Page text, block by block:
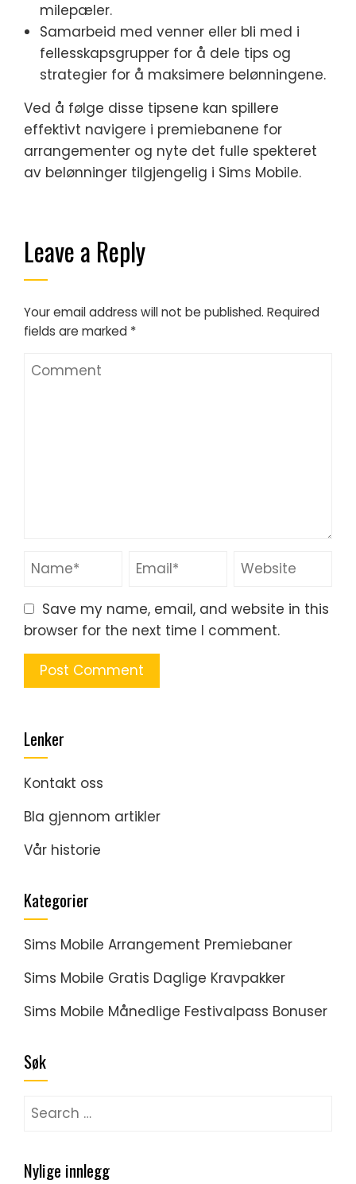
milepæler.
Samarbeid med venner eller bli med i
fellesskapsgrupper for å dele tips og
strategier for å maksimere belønningene.
Ved å følge disse tipsene kan spillere
effektivt navigere i premiebanene for
arrangementer og nyte det fulle spekteret
av belønninger tilgjengelig i Sims Mobile.
Leave a Reply
Your email address will not be published. Required
fields are marked *
Save my name, email, and website in this
browser for the next time I comment.
Lenker
Kontakt oss
Bla gjennom artikler
Vår historie
Kategorier
Sims Mobile Arrangement Premiebaner
Sims Mobile Gratis Daglige Kravpakker
Sims Mobile Månedlige Festivalpass Bonuser
Søk
Search
Nylige innlegg